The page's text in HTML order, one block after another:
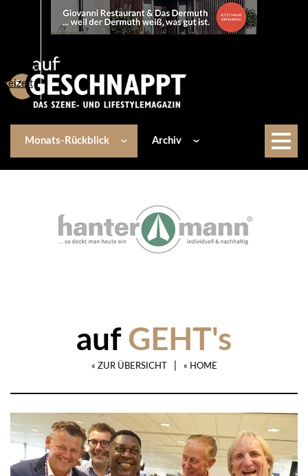
Lifestyle
Freizeit
Monats-Rückblick Archiv
auf GEHT's
« ZUR ÜBERSICHT « HOME